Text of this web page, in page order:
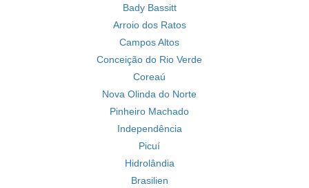
Bady Bassitt
Arroio dos Ratos
Campos Altos
Conceição do Rio Verde
Coreaú
Nova Olinda do Norte
Pinheiro Machado
Independência
Picuí
Hidrolândia
Brasilien